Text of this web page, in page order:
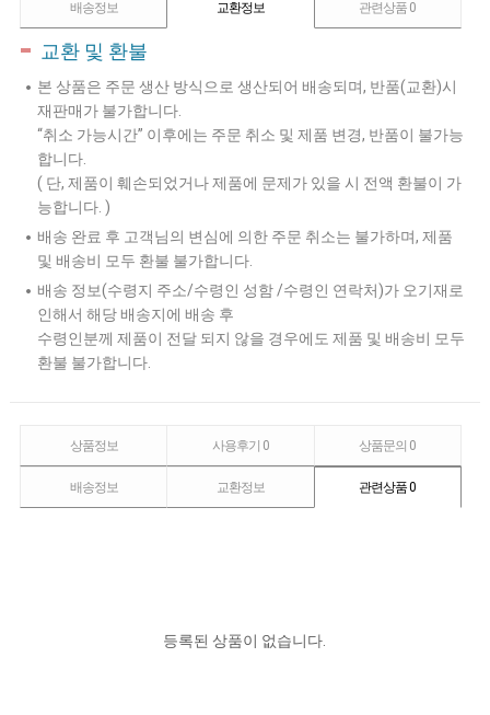
배송정보 교환정보 관련상품 0
교환 및 환불
본 상품은 주문 생산 방식으로 생산되어 배송되며, 반품(교환)시
재판매가 불가합니다.
“취소 가능시간” 이후에는 주문 취소 및 제품 변경, 반품이 불가능
합니다.
( 단, 제품이 훼손되었거나 제품에 문제가 있을 시 전액 환불이 가
능합니다. )
배송 완료 후 고객님의 변심에 의한 주문 취소는 불가하며, 제품
및 배송비 모두 환불 불가합니다.
배송 정보(수령지 주소/수령인 성함 /수령인 연락처)가 오기재로
인해서 해당 배송지에 배송 후
수령인분께 제품이 전달 되지 않을 경우에도 제품 및 배송비 모두
환불 불가합니다.
상품정보 사용후기 0 상품문의 0
배송정보 교환정보 관련상품0
등록된 상품이 없습니다.